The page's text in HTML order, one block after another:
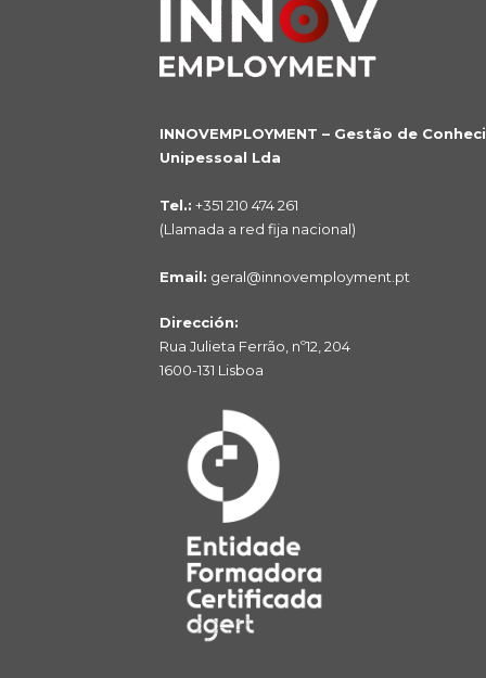
INNOVEMPLOYMENT – Gestão de
Unipessoal Lda
Tel.: +351 210 474 261
(Llamada a red fija nacional)
Email: geral@innovemployment.pt
Dirección:
Rua Julieta Ferrão, nº12, 204
1600-131 Lisboa